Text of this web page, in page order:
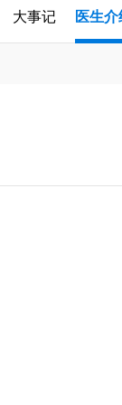
大事记 医生介